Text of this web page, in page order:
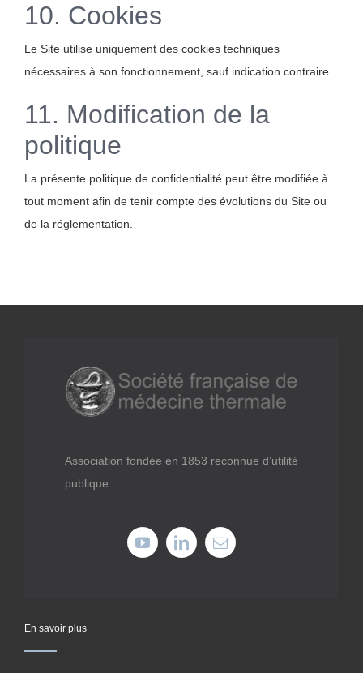
10. Cookies
Le Site utilise uniquement des cookies techniques
nécessaires à son fonctionnement, sauf indication contraire.
11. Modification de la
politique
La présente politique de confidentialité peut être modifiée à
tout moment afin de tenir compte des évolutions du Site ou
de la réglementation.
Association fondée en 1853 reconnue d’utilité
publique
En savoir plus